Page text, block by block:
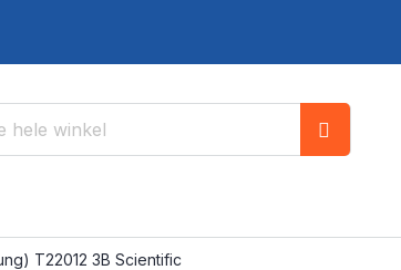
T22012 3B Scientific